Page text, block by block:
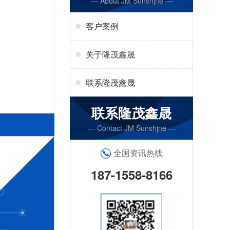
客户案例
关于隆茂鑫晟
联系隆茂鑫晟
联系隆茂鑫晟
— Contact JM Sunshjne —
全国资讯热线
187-1558-8166